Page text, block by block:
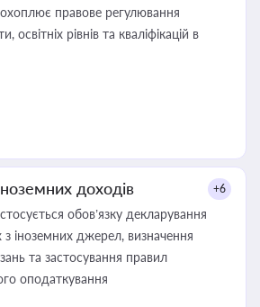
правове регулювання
освітніх рівнів та кваліфікацій в
доходів +6
обов’язку декларування
іноземних джерел, визначення
та застосування правил
оподаткування